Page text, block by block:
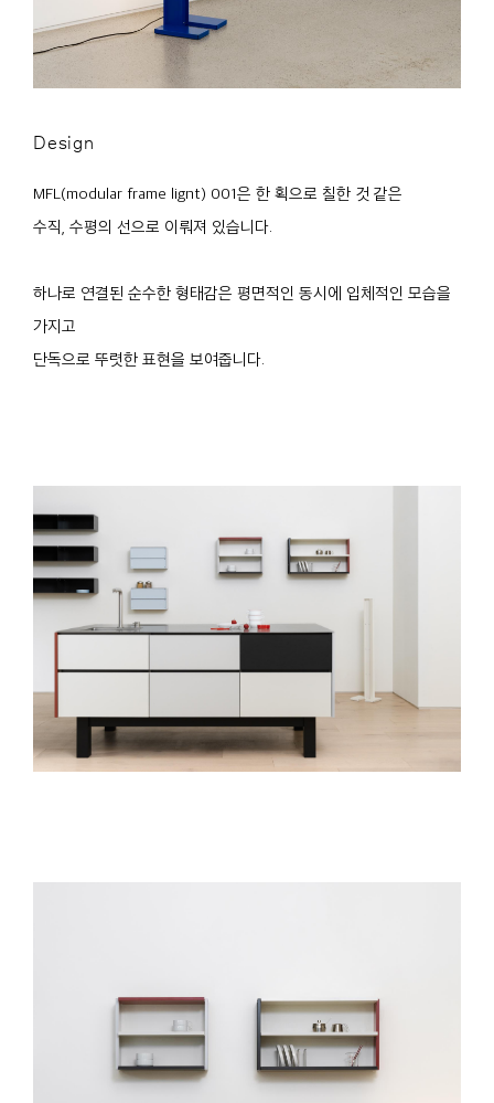
Design
MFL(modular frame lignt) 001은 한 획으로 칠한 것 같은
수직, 수평의 선으로 이뤄져 있습니다.
하나로 연결된 순수한 형태감은 평면적인 동시에 입체적인 모습을
가지고
단독으로 뚜렷한 표현을 보여줍니다.